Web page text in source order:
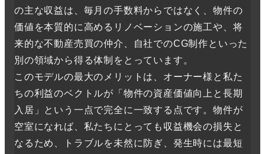
の主な収益は、毎月の手数料からではなく、物件の
価値を本質的に高めるリノベーションの施工や、将
来的な不動産売買の仲介、自社でのCG制作といった
別の領域から得る体制をとっています。
このモデルの最大のメリットは、オーナー様と私た
ちの利益のベクトルが「物件の資産価値向上と長期
入居」という一点で完全に一致する点です。物件が
空室になれば、私たちにとっても収益機会の損失と
なるため、トラブルを未然に防ぎ、発生時には最短